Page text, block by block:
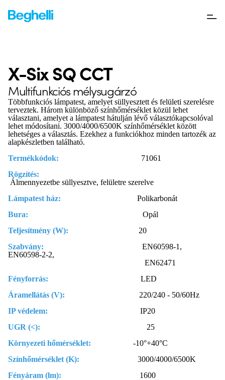
X-Six SQ CCT
Multifunkciós mélysugárzó
Többfunkciós lámpatest, amelyet süllyesztett és felületi szerelésre
terveztek. Három különböző színhőmérséklet közül lehet
választani, amelyet a lámpatest hátulján lévő választókapcsolóval
lehet módosítani. 3000/4000/6500K színhőmérséklet között
lehetséges a választás. Ezekhez a funkciókhoz minden tartozék az
alapkészletben található.
Termékkódok: 71061
Rögzítés:
Álmennyezetbe süllyesztve, felületre szerelve
Lámpatest ház:
Polikarbonát
Bura:
Opál
Teljesítmény (W):
20
Szabvány:
EN60598-1,
EN60598-2-2,
EN62471
Fényforrás:
LED
Áramellátás (V):
220/240 - 50/60Hz
IP védelem:
IP20
UGR (<):
25
Környezeti hőmérséklet:
-10°+40°C
Színhőmérséklet (K):
3000/4000/6500K
Fényáram (lm):
1600